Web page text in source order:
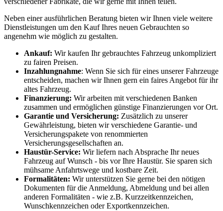
Neben einer ausführlichen Beratung bieten wir Ihnen viele weitere
Dienstleistungen um den Kauf Ihres neuen Gebrauchten so
angenehm wie möglich zu gestalten.
Ankauf: Wir kaufen Ihr gebrauchtes Fahrzeug unkompliziert
zu fairen Preisen.
Inzahlungnahme: Wenn Sie sich für eines unserer Fahrzeuge
entscheiden, machen wir Ihnen gern ein faires Angebot für ihr
altes Fahrzeug.
Finanzierung: Wir arbeiten mit verschiedenen Banken
zusammen und ermöglichen günstige Finanzierungen vor Ort.
Garantie und Versicherung: Zusätzlich zu unserer
Gewährleistung, bieten wir verschiedene Garantie- und
Versicherungspakete von renommierten
Versicherungsgesellschaften an.
Haustür-Service: Wir liefern nach Absprache Ihr neues
Fahrzeug auf Wunsch - bis vor Ihre Haustür. Sie sparen sich
mühsame Anfahrtswege und kostbare Zeit.
Formalitäten: Wir unterstützen Sie gerne bei den nötigen
Dokumenten für die Anmeldung, Abmeldung und bei allen
anderen Formalitäten - wie z.B. Kurzzeitkennzeichen,
Wunschkennzeichen oder Exportkennzeichen.